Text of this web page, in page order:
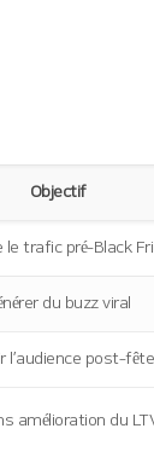
Objectif
le trafic pré‑Black
du buzz viral
l’audience
amélioration du